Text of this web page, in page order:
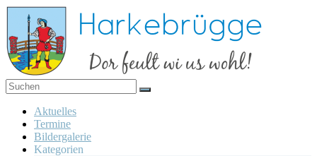
Zum
Inhalt
springen
Harkebrügge
Dor
feult
wi us
wohl!
Menü
Aktuelles
Termine
Bildergalerie
Kategorien